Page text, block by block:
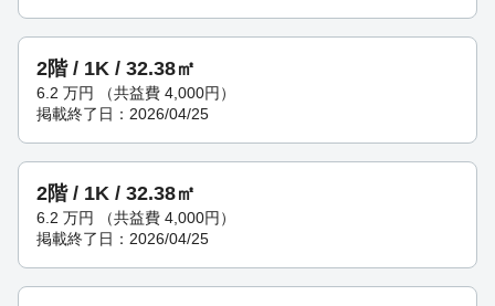
2階 / 1K / 32.38㎡
6.2 万円
（共益費 4,000円）
掲載終了日：2026/04/25
2階 / 1K / 32.38㎡
6.2 万円
（共益費 4,000円）
掲載終了日：2026/04/25